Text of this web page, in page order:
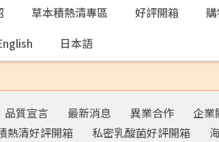
草本積熱清專區 好評開箱
日本語
品質宣言 最新消息 異業合作 企業
熱清好評開箱 私密乳酸菌好評開箱